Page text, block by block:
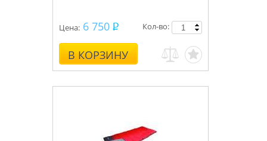
Цена: 6 750
В КОРЗИНУ
Кол-во: